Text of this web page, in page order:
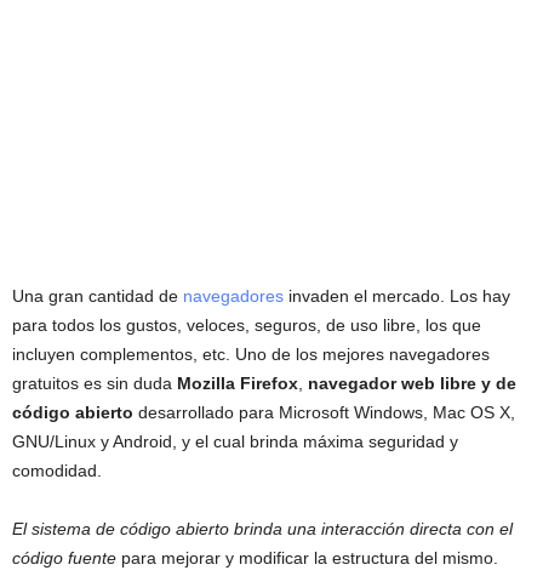
Una gran cantidad de navegadores invaden el mercado. Los hay
para todos los gustos, veloces, seguros, de uso libre, los que
incluyen complementos, etc. Uno de los mejores navegadores
gratuitos es sin duda Mozilla Firefox navegador web libre y de
código abierto desarrollado para Microsoft Windows, Mac OS X,
GNU/Linux y Android, y el cual brinda máxima seguridad y
comodidad.
El sistema de código abierto brinda una interacción directa con el
código fuente para mejorar y modificar la estructura del mismo.